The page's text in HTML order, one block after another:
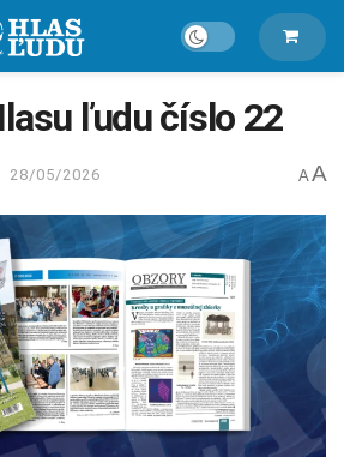
ľudu číslo 22
28/05/2026 A A